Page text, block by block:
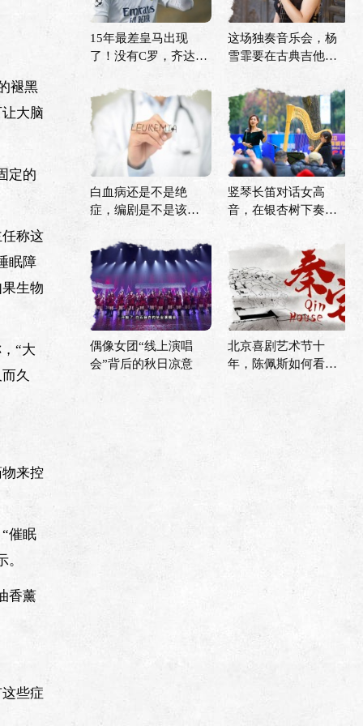
褪黑
大脑
定的
称这
眠障
生物
“大
久
来控
催眠
香薰
些症
15年最差皇马出现
了！没有C罗，齐达内
这场独奏音乐会，杨
雪霏要在古典吉他上
白血病还是不是绝
症，编剧是不是该改
竖琴长笛对话女高
音，在银杏树下奏
偶像女团“线上演唱
会”背后的秋日凉意
北京喜剧艺术节十
年，陈佩斯如何看当